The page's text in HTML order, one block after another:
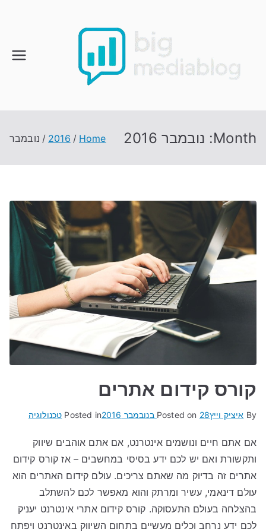
Month: נובמבר 2016 Home
2016 נובמבר
קורס קידום אתרים
By איציק וייץ Posted on 28 בנובמבר 2016 Posted in טכנולוגיה
אם אתם חיים ונושמים אינטרנט, אם אתם אוהבים שיווק
ותקשורת ואם יש לכם ידע בסיסי במחשבים – אז קורס קידום
אתרים זה בדיוק מה שאתם צריכים. עולם קידום האתרים הוא
עולם דינאמי, עשיר ומרתק והוא מאפשר לכם להשתלב
בהצלחה בעולם התעסוקה. קורס קידום אתרי אינטרנט יעניק
לכם ידע נרחב וכלים מעשיים בתחום השיווק באינטרנט ויפתח